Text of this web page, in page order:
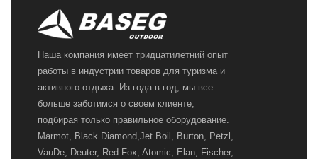
Наша компания имеет тридцатилетний опыт
работы в индустрии товаров для туризма и
активного отдыха. Из года в год, мы все
больше заботимся о своем клиенте,
подбирая только правильное оборудование.
Marmot, Black Diamond,Jet Boil, Burton, Petzl,
VauDe, Deuter, Red Fox, Atomic, Elan, Fischer,